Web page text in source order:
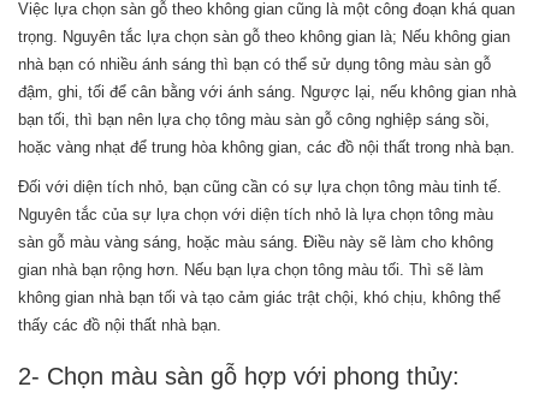
Việc lựa chọn sàn gỗ theo không gian cũng là một công đoạn khá quan
trọng. Nguyên tắc lựa chọn sàn gỗ theo không gian là; Nếu không gian
nhà bạn có nhiều ánh sáng thì bạn có thể sử dụng tông màu sàn gỗ
đậm, ghi, tối để cân bằng với ánh sáng. Ngược lại, nếu không gian nhà
bạn tối, thì bạn nên lựa chọ tông màu sàn gỗ công nghiệp sáng sồi,
hoặc vàng nhạt để trung hòa không gian, các đồ nội thất trong nhà bạn.
Đối với diện tích nhỏ, bạn cũng cần có sự lựa chọn tông màu tinh tế.
Nguyên tắc của sự lựa chọn với diện tích nhỏ là lựa chọn tông màu
sàn gỗ màu vàng sáng, hoặc màu sáng. Điều này sẽ làm cho không
gian nhà bạn rộng hơn. Nếu bạn lựa chọn tông màu tối. Thì sẽ làm
không gian nhà bạn tối và tạo cảm giác trật chội, khó chịu, không thể
thấy các đồ nội thất nhà bạn.
2- Chọn màu sàn gỗ hợp với phong thủy: